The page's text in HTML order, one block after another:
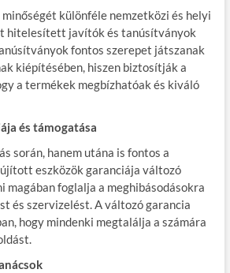
különféle nemzetközi és helyi
hitelesített javítók és tanúsítványok
fontos szerepet játszanak
kiépítésében, hiszen biztosítják a
a termékek megbízhatóak és kiváló
és támogatása
során, hanem utána is fontos a
eszközök garanciája változó
magában foglalja a meghibásodásokra
és szervizelést. A változó garancia
hogy mindenki megtalálja a számára